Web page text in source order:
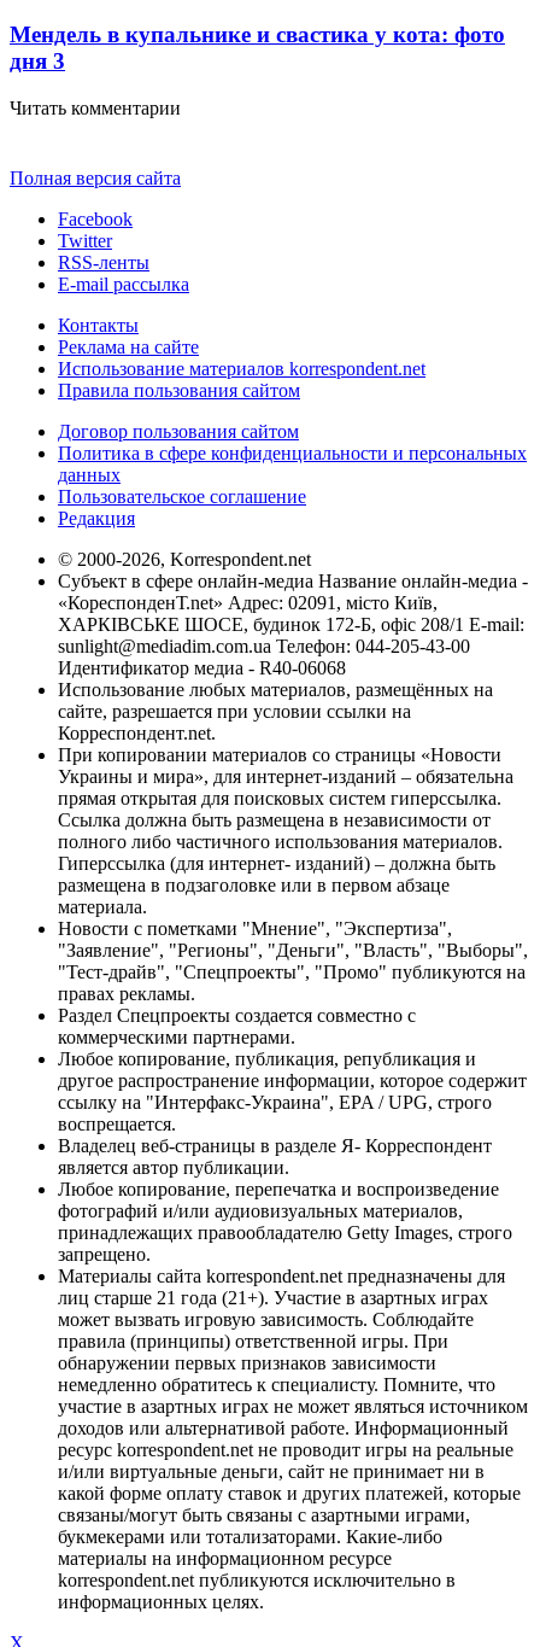
Мендель в купальнике и свастика у кота: фото
дня 3
Читать комментарии
Полная версия сайта
Facebook
Twitter
RSS-ленты
E-mail рассылка
Контакты
Реклама на сайте
Использование материалов korrespondent.net
Правила пользования сайтом
Договор пользования сайтом
Политика в сфере конфиденциальности и персональных
данных
Пользовательское соглашение
Редакция
© 2000-2026, Korrespondent.net
Субъект в сфере онлайн-медиа Название онлайн-медиа -
«КореспонденТ.net» Адрес: 02091, місто Київ,
ХАРКІВСЬКЕ ШОСЕ, будинок 172-Б, офіс 208/1 E-mail:
sunlight@mediadim.com.ua Телефон: 044-205-43-00
Идентификатор медиа - R40-06068
Использование любых материалов, размещённых на
сайте, разрешается при условии ссылки на
Корреспондент.net.
При копировании материалов со страницы «Новости
Украины и мира», для интернет-изданий – обязательна
прямая открытая для поисковых систем гиперссылка.
Ссылка должна быть размещена в независимости от
полного либо частичного использования материалов.
Гиперссылка (для интернет- изданий) – должна быть
размещена в подзаголовке или в первом абзаце
материала.
Новости с пометками "Мнение", "Экспертиза",
"Заявление", "Регионы", "Деньги", "Власть", "Выборы",
"Тест-драйв", "Спецпроекты", "Промо" публикуются на
правах рекламы.
Раздел Спецпроекты создается совместно с
коммерческими партнерами.
Любое копирование, публикация, републикация и
другое распространение информации, которое содержит
ссылку на "Интерфакс-Украина", EPA / UPG, строго
воспрещается.
Владелец веб-страницы в разделе Я- Корреспондент
является автор публикации.
Любое копирование, перепечатка и воспроизведение
фотографий и/или аудиовизуальных материалов,
принадлежащих правообладателю Getty Images, строго
запрещено.
Материалы сайта korrespondent.net предназначены для
лиц старше 21 года (21+). Участие в азартных играх
может вызвать игровую зависимость. Соблюдайте
правила (принципы) ответственной игры. При
обнаружении первых признаков зависимости
немедленно обратитесь к специалисту. Помните, что
участие в азартных играх не может являться источником
доходов или альтернативой работе. Информационный
ресурс korrespondent.net не проводит игры на реальные
и/или виртуальные деньги, сайт не принимает ни в
какой форме оплату ставок и других платежей, которые
связаны/могут быть связаны с азартными играми,
букмекерами или тотализаторами. Какие-либо
материалы на информационном ресурсе
korrespondent.net публикуются исключительно в
информационных целях.
X